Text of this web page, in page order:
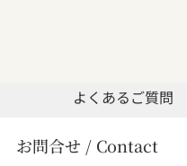
よくあるご質問
お問合せ / Contact